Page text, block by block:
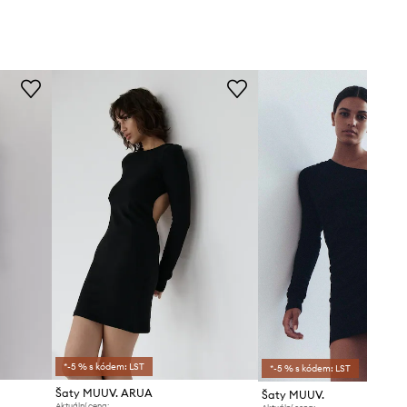
*-5 % s kódem: LST
Šaty MUUV. ARUA
*-5 % s kódem: LST
Šaty MUUV.